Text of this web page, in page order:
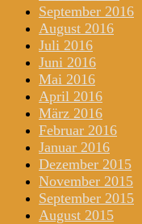
September 2016
August 2016
Juli 2016
Juni 2016
Mai 2016
April 2016
März 2016
Februar 2016
Januar 2016
Dezember 2015
November 2015
September 2015
August 2015